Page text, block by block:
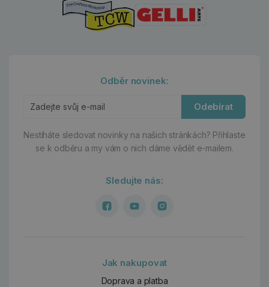
Odběr novinek:
Odebírat
Nestíháte sledovat novinky na našich stránkách? Přihlaste
se k odběru a my vám o nich dáme vědět e-mailem.
Sledujte nás:
Jak nakupovat
Doprava a platba